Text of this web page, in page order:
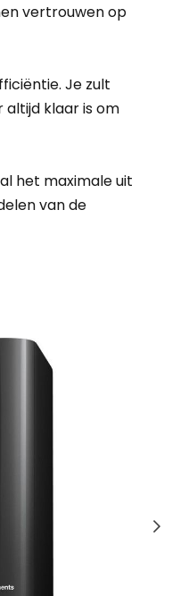
vertrouwen op
Je zult
klaar is om
het maximale uit
van de